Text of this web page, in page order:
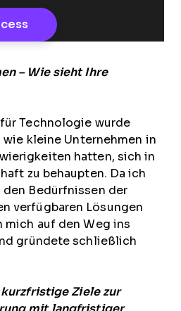
– Wie sieht Ihre
Technologie wurde
wie kleine Unternehmen in
hatten, sich in
zu behaupten. Da ich
den Bedürfnissen der
verfügbaren Lösungen
mich auf den Weg ins
gründete schließlich
Ziele zur
mit langfristiger